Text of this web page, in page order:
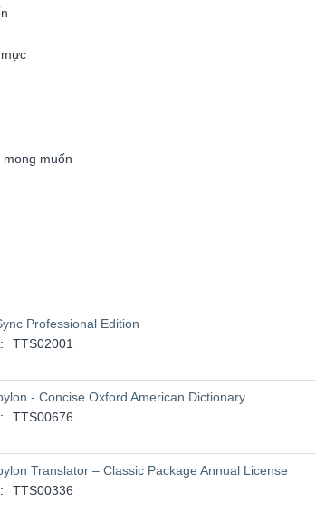
muốn
Professional Edition
TTS02001
- Concise Oxford American Dictionary
TTS00676
Translator – Classic Package Annual License
TTS00336